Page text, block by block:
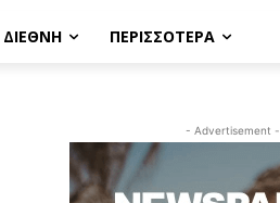
ΔΙΕΘΝΗ ΠΕΡΙΣΣΟΤΕΡΑ
- Advertisement -